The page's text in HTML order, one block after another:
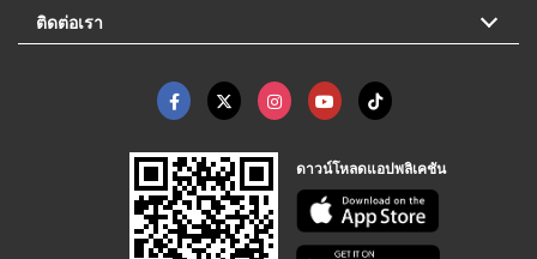
ติดต่อเรา
ดาวน์โหลดแอปพลิเคชัน